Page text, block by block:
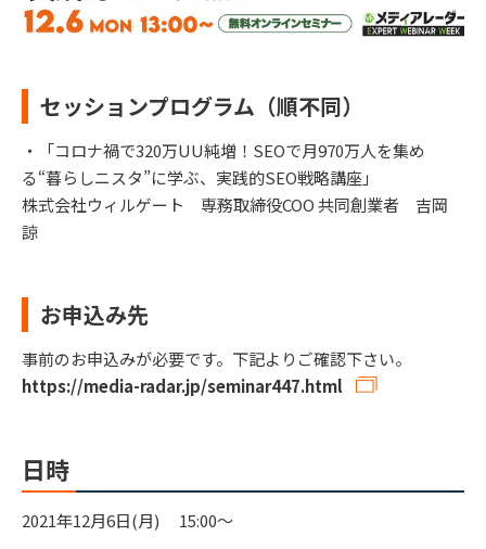
セッションプログラム（順不同）
・「コロナ禍で320万UU純増！SEOで月970万人を集め
る“暮らしニスタ”に学ぶ、実践的SEO戦略講座」
株式会社ウィルゲート 専務取締役COO 共同創業者 吉岡
諒
お申込み先
事前のお申込みが必要です。下記よりご確認下さい。
https://media-radar.jp/seminar447.html
日時
2021年12月6日(月) 15:00～